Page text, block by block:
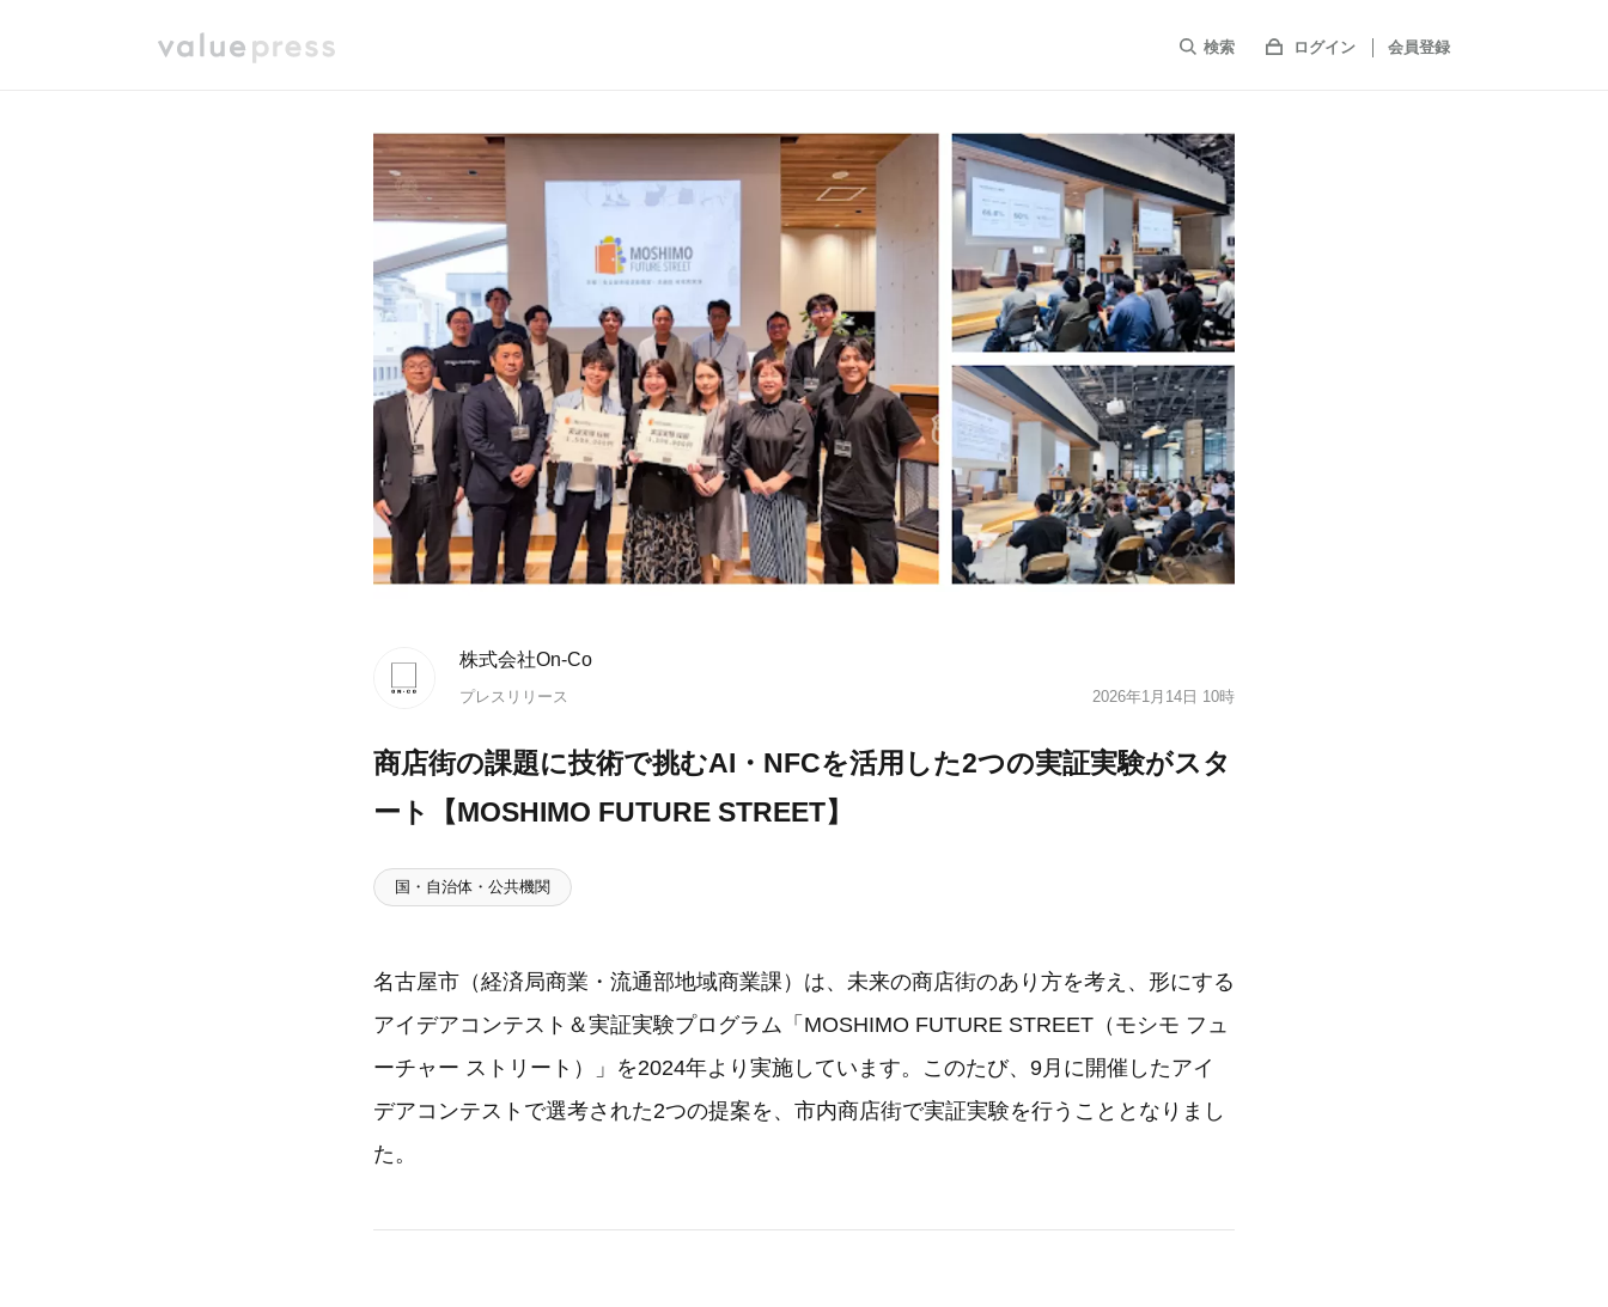
検索 ログイン 会員登録
株式会社On-Co
プレスリリース 2026年1月14日 10時
商店街の課題に技術で挑むAI・NFCを活用した2つの実証実験がスタ
ート【MOSHIMO FUTURE STREET】
国・自治体・公共機関
名古屋市（経済局商業・流通部地域商業課）は、未来の商店街のあり方を考え、形にする
アイデアコンテスト＆実証実験プログラム「MOSHIMO FUTURE STREET（モシモ フュ
ーチャー ストリート）」を2024年より実施しています。このたび、9月に開催したアイ
デアコンテストで選考された2つの提案を、市内商店街で実証実験を行うこととなりまし
た。